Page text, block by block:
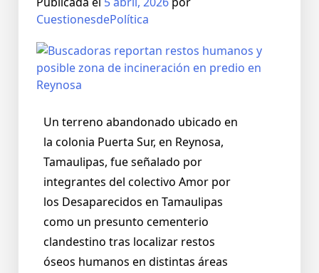
CuestionesdePolítica
Un terreno abandonado ubicado en
la colonia Puerta Sur, en Reynosa,
Tamaulipas, fue señalado por
integrantes del colectivo Amor por
los Desaparecidos en Tamaulipas
como un presunto cementerio
clandestino tras localizar restos
óseos humanos en distintas áreas